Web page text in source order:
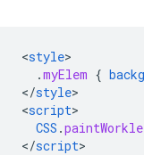
<style
.myElem {
</style>
<script
CSS .
</script